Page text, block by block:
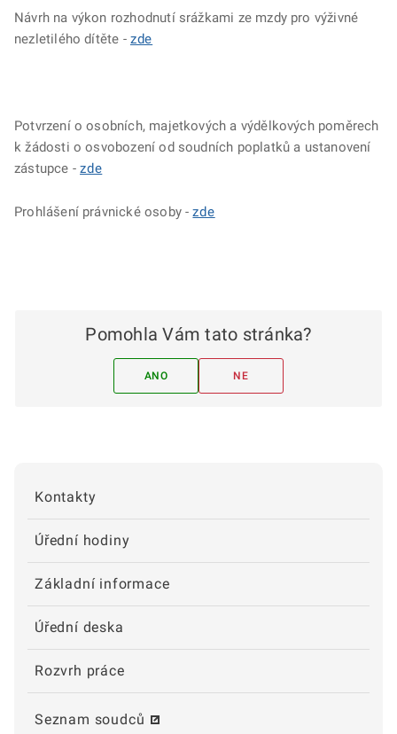
Kontakty
Úřední hodiny
Základní informace
Úřední deska
Rozvrh práce
Seznam soudců
Návrh na výkon rozhodnutí srážkami ze mzdy pro výživné
nezletilého dítěte - zde
Potvrzení o osobních, majetkových a výdělkových poměrech
k žádosti o osvobození od soudních poplatků a ustanovení
zástupce -zde
Prohlášení právnické osoby -zde
Pomohla Vám tato stránka?
ANO NE